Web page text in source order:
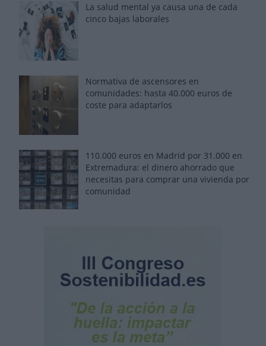
La salud mental ya causa una de cada
cinco bajas laborales
Normativa de ascensores en
comunidades: hasta 40.000 euros de
coste para adaptarlos
110.000 euros en Madrid por 31.000 en
Extremadura: el dinero ahorrado que
necesitas para comprar una vivienda por
comunidad